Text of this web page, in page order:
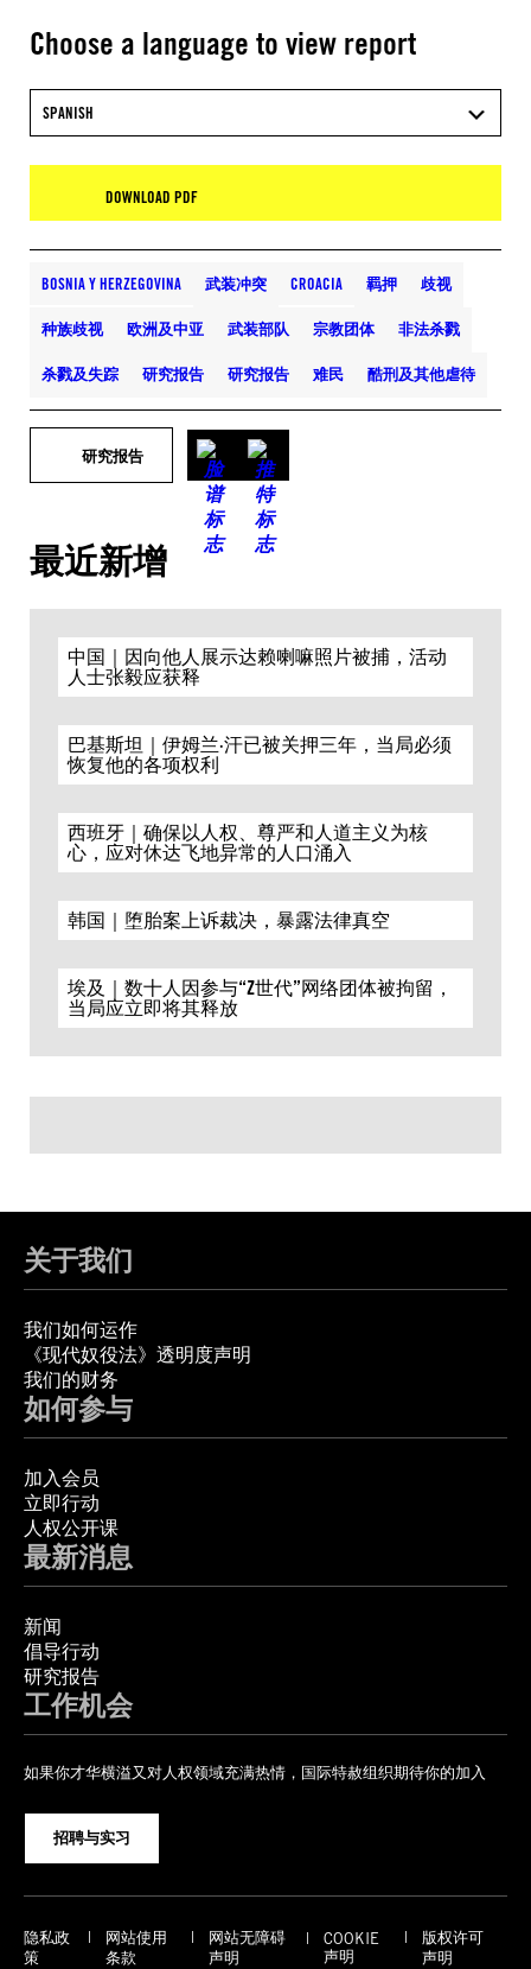
Choose a language to view report
SPANISH
DOWNLOAD PDF
BOSNIA Y HERZEGOVINA 武装冲突 CROACIA 羁押 歧视
种族歧视 欧洲及中亚 武装部队 宗教团体 非法杀戮
杀戮及失踪 研究报告 研究报告 难民 酷刑及其他虐待
研究报告
最近新增
中国｜因向他人展示达赖喇嘛照片被捕，活动
人士张毅应获释
巴基斯坦｜伊姆兰·汗已被关押三年，当局必须
恢复他的各项权利
西班牙｜确保以人权、尊严和人道主义为核
心，应对休达飞地异常的人口涌入
韩国｜堕胎案上诉裁决，暴露法律真空
埃及｜数十人因参与“Z世代”网络团体被拘留，
当局应立即将其释放
关于我们
我们如何运作
《现代奴役法》透明度声明
我们的财务
如何参与
加入会员
立即行动
人权公开课
最新消息
新闻
倡导行动
研究报告
工作机会
如果你才华横溢又对人权领域充满热情，国际特赦组织期待你的加入
招聘与实习
隐私政
策
网站使用
条款
网站无障碍
声明
COOKIE
声明
版权许可
声明